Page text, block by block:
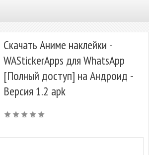
Скачать Аниме наклейки -
WAStickerApps для WhatsApp
[Полный доступ] на Андроид -
Версия 1.2 apk